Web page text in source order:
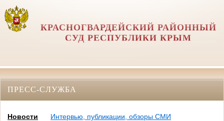
КРАСНОГВАРДЕЙСКИЙ РАЙОННЫЙ
СУД РЕСПУБЛИКИ КРЫМ
ПРЕСС-СЛУЖБА
Новости
Интервью, публикации, обзоры СМИ